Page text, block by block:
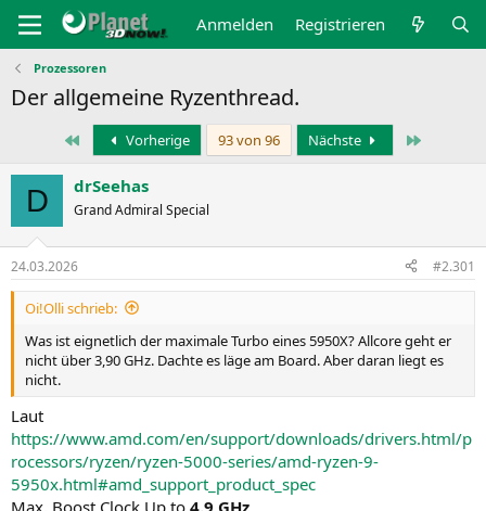
Anmelden Registrieren
Prozessoren
Der allgemeine Ryzenthread.
Erste Vorherige 93 von 96 Nächste
D drSeehas
Grand Admiral Special
24.03.2026 #2.301
Oi!Olli schrieb:
Was ist eignetlich der maximale Turbo eines 5950X? Allcore geht er
nicht über 3,90 GHz. Dachte es läge am Board. Aber daran liegt es
nicht.
Laut
https://www.amd.com/en/support/downloads/drivers.html/p
rocessors/ryzen/ryzen-5000-series/amd-ryzen-9-
5950x.html#amd_support_product_spec
Max. Boost Clock Up to 4.9 GHz